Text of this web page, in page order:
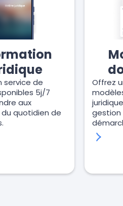
service de
5j/7
aux
quotidien de
Offrez
gestion